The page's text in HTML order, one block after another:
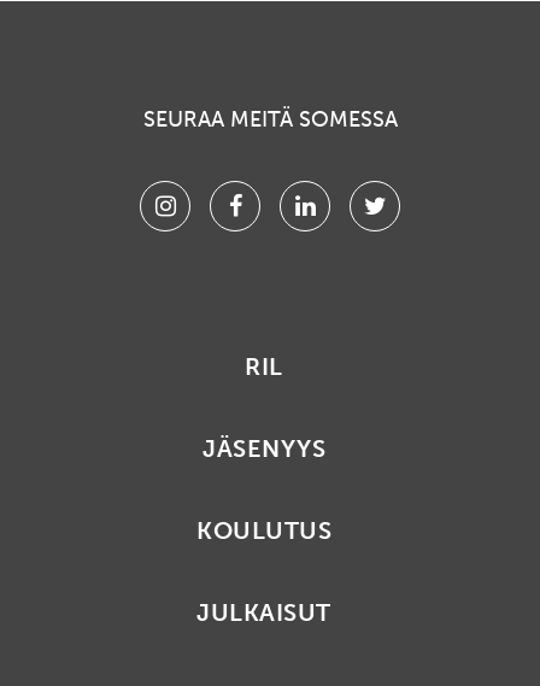
SEURAA MEITÄ SOMESSA
InstagramFacebookLinkedinTwitter
RIL
JÄSENYYS
KOULUTUS
JULKAISUT